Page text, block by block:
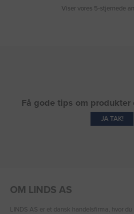
Viser vores 5-stjernede
Få gode tips om
JA TAK!
OM LINDS AS
LINDS AS er et dansk handelsfirma, hvor